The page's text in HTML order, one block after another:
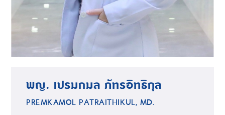
พญ. เปรมกมล ภัทรอิทธิกุล
PREMKAMOL PATRAITHIKUL, MD.